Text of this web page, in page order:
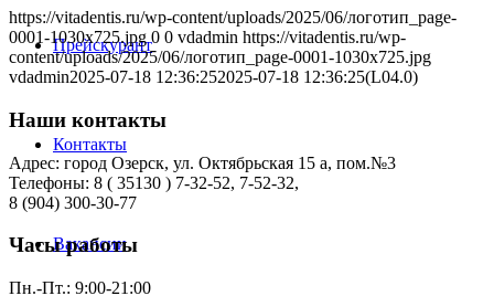
Прейскурант
Контакты
Вакансии
https://vitadentis.ru/wp-content/uploads/2025/06/логотип_page-
0001-1030x725.jpg 0 0 vdadmin https://vitadentis.ru/wp-
content/uploads/2025/06/логотип_page-0001-1030x725.jpg
vdadmin2025-07-18 12:36:252025-07-18 12:36:25(L04.0)
Наши контакты
Адрес: город Озерск, ул. Октябрьская 15 а, пом.№3
Телефоны: 8 ( 35130 ) 7-32-52, 7-52-32,
8 (904) 300-30-77
Часы работы
Пн.-Пт.: 9:00-21:00